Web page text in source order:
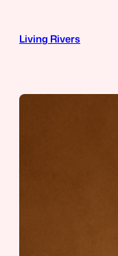
springen
Living Rivers